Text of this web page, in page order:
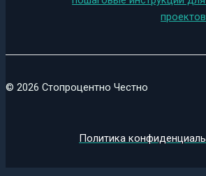
© 2026 Стопроцентно Честно
Политика